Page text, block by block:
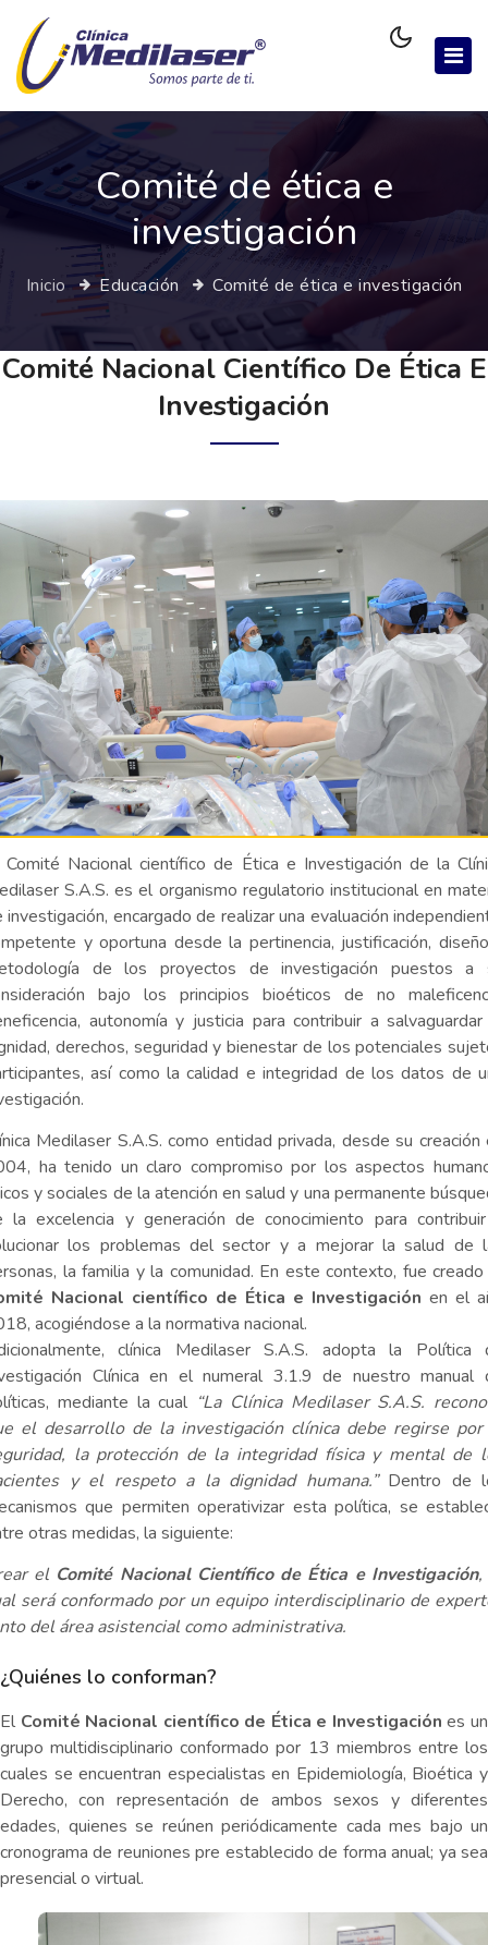
Comité de ética e
investigación
Inicio Educación Comité de ética e investigación
Comité Nacional Científico De Ética E
Investigación
Comité Nacional científico de Ética e Investigación de la
S.A.S. es el organismo regulatorio institucional en
investigación, encargado de realizar una evaluación
y oportuna desde la pertinencia, justificación,
de los proyectos de investigación puestos a
bajo los principios bioéticos de no
autonomía y justicia para contribuir a
derechos, seguridad y bienestar de los potenciales
así como la calidad e integridad de los datos de
Medilaser S.A.S. como entidad privada, desde su creación
ha tenido un claro compromiso por los aspectos
y sociales de la atención en salud y una permanente
la excelencia y generación de conocimiento para
los problemas del sector y a mejorar la salud de
la familia y la comunidad. En este contexto, fue
Nacional científico de Ética e Investigación en el
acogiéndose a la normativa nacional.
clínica Medilaser S.A.S. adopta la Política
Clínica en el numeral 3.1.9 de nuestro manual
mediante la cual “La Clínica Medilaser S.A.S.
el desarrollo de la investigación clínica debe regirse
la protección de la integridad física y mental de
y el respeto a la dignidad humana.”Dentro de
que permiten operativizar esta política, se
otras medidas, la siguiente:
el Comité Nacional Científico de Ética e Investigación,
será conformado por un equipo interdisciplinario de
del área asistencial como administrativa.
¿Quiénes lo conforman?
El Comité Nacional científico de Ética e Investigación es un
grupo multidisciplinario conformado por 13 miembros entre los
cuales se encuentran especialistas en Epidemiología, Bioética y
Derecho, con representación de ambos sexos y diferentes
edades, quienes se reúnen periódicamente cada mes bajo un
cronograma de reuniones pre establecido de forma anual; ya sea
presencial o virtual.